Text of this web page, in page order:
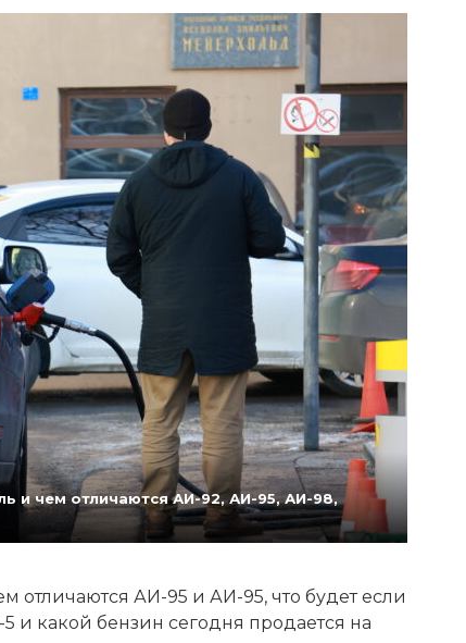
и чем отличаются АИ-92, АИ-95, АИ-98,
отличаются АИ-95 и АИ-95, что будет если
и какой бензин сегодня продается на